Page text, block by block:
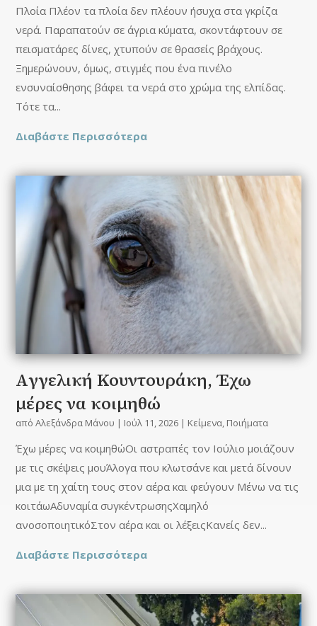
Πλοία Πλέον τα πλοία δεν πλέουν ήσυχα στα γκρίζα
νερά. Παραπατούν σε άγρια κύματα, σκοντάφτουν σε
πεισματάρες δίνες, χτυπούν σε θρασείς βράχους.
Ξημερώνουν, όμως, στιγμές που ένα πινέλο
ενσυναίσθησης βάφει τα νερά στο χρώμα της ελπίδας.
Τότε τα...
Διαβάστε Περισσότερα
Aγγελική Κουντουράκη, Έχω
μέρες να κοιμηθώ
απόΑλεξάνδρα Μάνου | Ιούλ 11, 2026 | Κείμενα, Ποιήματα
Έχω μέρες να κοιμηθώΟι αστραπές τον Ιούλιο μοιάζουν
με τις σκέψεις μουΆλογα που κλωτσάνε και μετά δίνουν
μια με τη χαίτη τους στον αέρα και φεύγουν Μένω να τις
κοιτάωΑδυναμία συγκέντρωσηςΧαμηλό
ανοσοποιητικόΣτον αέρα και οι λέξειςΚανείς δεν...
Διαβάστε Περισσότερα